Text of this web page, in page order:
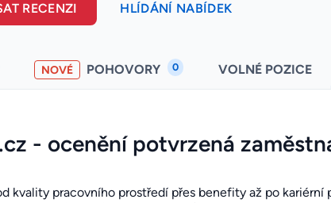
RECENZI HLÍDÁNÍ NABÍDEK
NOVÉ POHOVORY 0 VOLNÉ POZICE
- ocenění potvrzená
kvality pracovního prostředí přes benefity až po